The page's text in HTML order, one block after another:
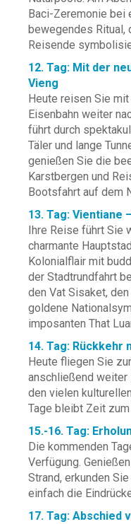
Baci-Zeremonie bei
bewegendes Ritual,
Reisende
12. Tag: Mit der
Vieng
Heute reisen Sie
Eisenbahn weiter
führt durch
Täler und lange
genießen Sie die
Karstbergen und
Bootsfahrt auf dem
13. Tag: Vientiane
Ihre Reise führt Sie
charmante
Kolonialflair mit
der Stadtrundfahrt
den Vat Sisaket,
goldene
imposanten That
14. Tag: Rückkehr
Heute fliegen Sie
anschließend weiter
den vielen
Tage bleibt Zeit zum
15.-16. Tag:
Die kommenden
Verfügung.
Strand, erkunden
einfach die
17. Tag: Abschied